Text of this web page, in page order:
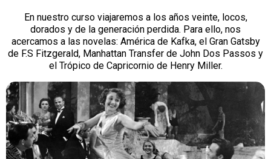
En nuestro curso viajaremos a los años veinte, locos,
dorados y de la generación perdida. Para ello, nos
acercamos a las novelas: América de Kafka, el Gran Gatsby
de F.S Fitzgerald, Manhattan Transfer de John Dos Passos y
el Trópico de Capricornio de Henry Miller.